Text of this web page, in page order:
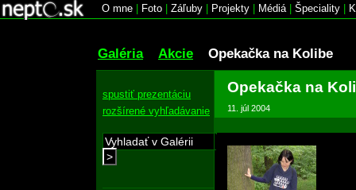
O mne Foto Záľuby Projekty Médiá| Špeciality
Galéria Akcie Opekačka na Kolibe
spustiť prezentáciu
rozšírené vyhľadávanie
>
Opekačka na
11. júl 2004